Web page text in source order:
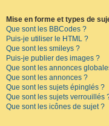
Mise en forme et types de
Que sont les BBCodes ?
Puis-je utiliser le HTML ?
Que sont les smileys ?
Puis-je publier des images ?
Que sont les annonces
Que sont les annonces ?
Que sont les sujets épinglés ?
Que sont les sujets verrouillés
Que sont les icônes de sujet ?